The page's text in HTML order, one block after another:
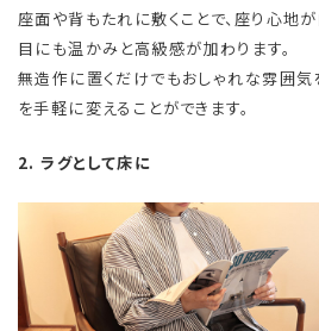
座面や背もたれに敷くことで、座り心地
目にも温かみと高級感が加わります。
無造作に置くだけでもおしゃれな雰囲気
を手軽に変えることができます。
2. ラグとして床に